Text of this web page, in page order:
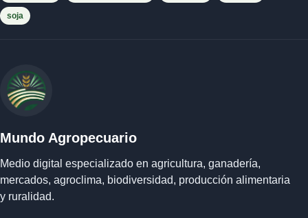
soja
Mundo Agropecuario
Medio digital especializado en agricultura, ganadería,
mercados, agroclima, biodiversidad, producción alimentaria
y ruralidad.